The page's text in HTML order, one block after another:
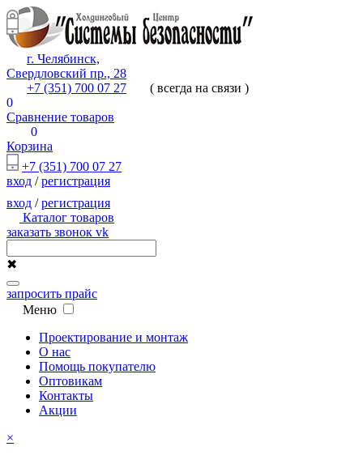
г. Челябинск,
Свердловский пр., 28
+7 (351) 700 07 27
( всегда на связи )
0
Сравнение товаров
0
Корзина
+7 (351) 700 07 27
вход /регистрация
вход /регистрация
Каталог товаров
заказать звонок vk
✖
запросить прайс
Меню
Проектирование и монтаж
О нас
Помощь покупателю
Оптовикам
Контакты
Акции
×